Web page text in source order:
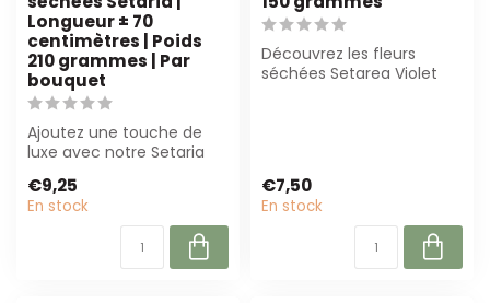
Longueur ± 70
centimètres | Poids
210 grammes | Par
bouquet
Ajoutez une touche de
luxe avec notre Setaria
paillettes. P...
€9,25
En stock
Découvrez les fleurs
séchées Setarea Violet
€7,50
En stock